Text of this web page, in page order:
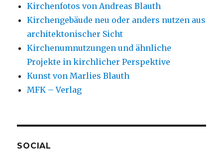
Kirchenfotos von Andreas Blauth
Kirchengebäude neu oder anders nutzen aus
architektonischer Sicht
Kirchenumnutzungen und ähnliche
Projekte in kirchlicher Perspektive
Kunst von Marlies Blauth
MFK – Verlag
SOCIAL